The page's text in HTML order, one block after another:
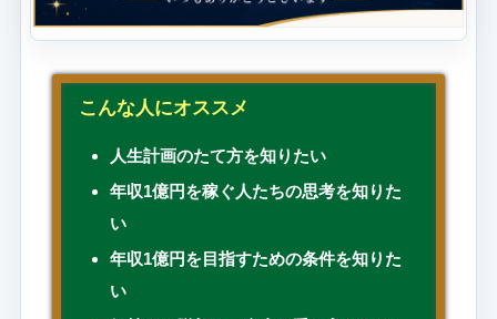
こんな人にオススメ
人生計画のたて方を知りたい
年収1億円を稼ぐ人たちの思考を知りた
い
年収1億円を目指すための条件を知りた
い